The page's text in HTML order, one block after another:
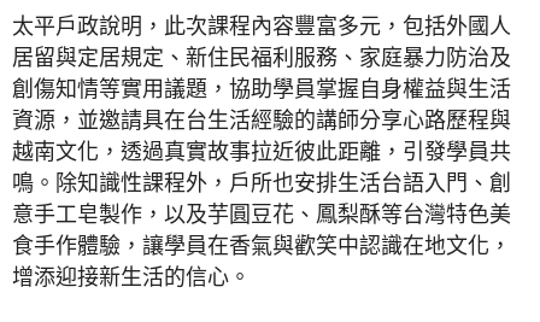
太平戶政說明，此次課程內容豐富多元，包括外國人
居留與定居規定、新住民福利服務、家庭暴力防治及
創傷知情等實用議題，協助學員掌握自身權益與生活
資源，並邀請具在台生活經驗的講師分享心路歷程與
越南文化，透過真實故事拉近彼此距離，引發學員共
鳴。除知識性課程外，戶所也安排生活台語入門、創
意手工皂製作，以及芋圓豆花、鳳梨酥等台灣特色美
食手作體驗，讓學員在香氣與歡笑中認識在地文化，
增添迎接新生活的信心。